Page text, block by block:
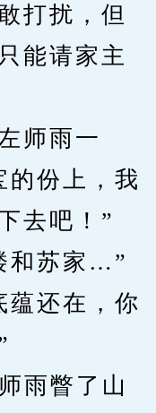
打扰，但
能请家主
师雨一
的份上，我
去吧！”
苏家…”
还在，你
雨瞥了山